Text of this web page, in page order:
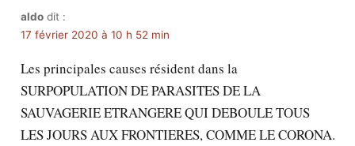
aldo dit :
17 février 2020 à 10 h 52 min
Les principales causes résident dans la
SURPOPULATION DE PARASITES DE LA
SAUVAGERIE ETRANGERE QUI DEBOULE TOUS
LES JOURS AUX FRONTIERES, COMME LE CORONA.